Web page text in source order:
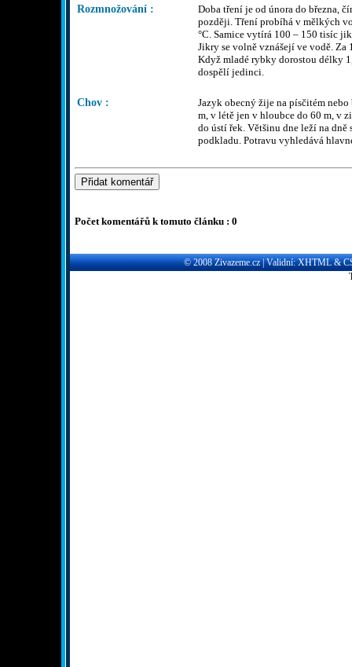
Rozmnožování :
Doba tření je od února do března,
později. Tření probíhá v mělkých
°C. Samice vytírá 100 – 150 tisíc
Jikry se volně vznášejí ve vodě.
Když mladé rybky dorostou délky
dospělí jedinci.
Chov :
Jazyk obecný žije na písčitém
m, v létě jen v hloubce do 60 m, v
do ústí řek. Většinu dne leží na dně
podkladu. Potravu vyhledává
Počet komentářů k tomuto článku : 0
© 2008Zivazeme.cz| Validní:XHTML&